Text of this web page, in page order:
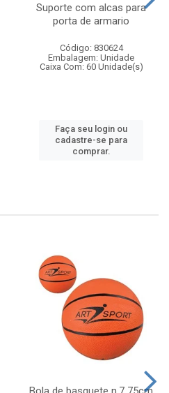
Suporte com alcas para
porta de armario
Código: 830624
Embalagem: Unidade
Caixa Com: 60 Unidade(s)
Faça seu login ou
cadastre-se para
comprar.